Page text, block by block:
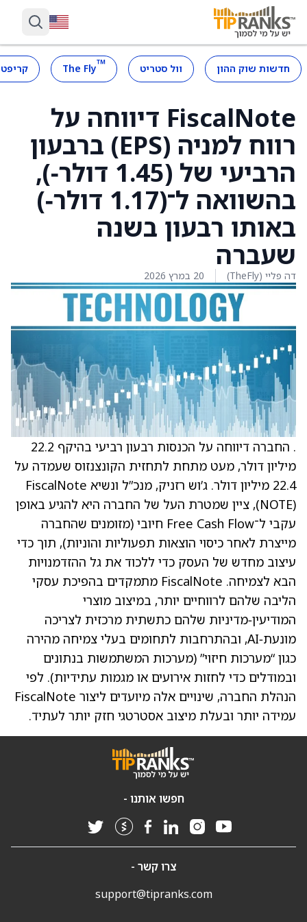
חדשות שוק ההון וול סטריט ™
The Fly
FiscalNote דיווחה על
רווח למניה (EPS) ברבעון
הרביעי של (1.45 דולר‑),
בהשוואה ל־(1.17 דולר‑)
באותו רבעון בשנה
שעברה
דה פליי (TheFly) 20 במרץ 2026
. החברה דיווחה על הכנסות רבעון רביעי בהיקף 22.2
מיליון דולר, מעט מתחת לתחזית הקונצנזוס שעמדה על
22.4 מיליון דולר. ג’וש רזניק, מנכ”ל ונשיא FiscalNote
(NOTE), ציין שמטרת העל של החברה היא להגיע באופן
עקבי ל־Free Cash Flow חיובי (מזומנים שהחברה
מייצרת לאחר כיסוי הוצאות תפעוליות והוניות), תוך כדי
עיצוב מחדש של העסק כדי ללכוד את גל ההזדמנויות
הבא לצמיחה. FiscalNote מתמקדים בהפיכת עסקי
הליבה שלהם לרווחיים יותר, במיצוב מוצרי
המודיעין‑מדיניות שלהם כתשתית מרכזית לצריכה
מונעת‑AI, ובהתרחבות לתחומים בעלי צמיחה מהירה
כגון “מערכות חיזוי” (מערכות המשתמשות בנתונים
ובמודלים כדי לחזות אירועים או מגמות עתידיות). לפי
הנהלת החברה, שינויים אלה מיועדים ליצור FiscalNote
עמידה יותר ובעלת מיצוב אסטרטגי חזק יותר לעתיד.
חפשו אותנו -
צרו קשר -
support@tipranks.com